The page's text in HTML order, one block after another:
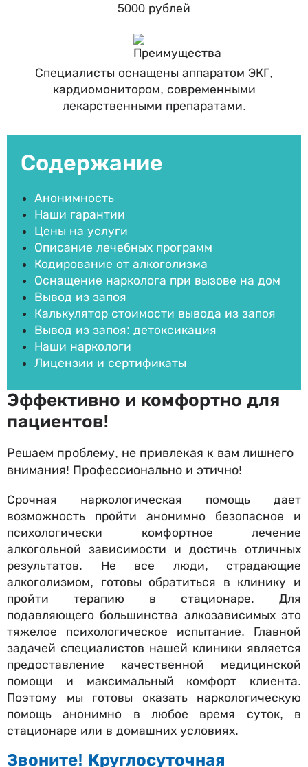
5000 рублей
Специалисты оснащены аппаратом ЭКГ,
кардиомонитором, современными
лекарственными препаратами.
Эффективно и комфортно для
пациентов!
Решаем проблему, не привлекая к вам лишнего
внимания! Профессионально и этично!
Срочная наркологическая помощь дает
возможность пройти анонимно безопасное и
психологически комфортное лечение
алкогольной зависимости и достичь отличных
результатов. Не все люди, страдающие
алкоголизмом, готовы обратиться в клинику и
пройти терапию в стационаре. Для
подавляющего большинства алкозависимых это
тяжелое психологическое испытание. Главной
задачей специалистов нашей клиники является
предоставление качественной медицинской
помощи и максимальный комфорт клиента.
Поэтому мы готовы оказать наркологическую
помощь анонимно в любое время суток, в
стационаре или в домашних условиях.
Звоните! Круглосуточная
Содержание
Анонимность
Наши гарантии
Цены на услуги
Описание лечебных программ
Кодирование от алкоголизма
Оснащение нарколога при вызове на дом
Вывод из запоя
Калькулятор стоимости вывода из запоя
Вывод из запоя: детоксикация
Наши наркологи
Лицензии и сертификаты